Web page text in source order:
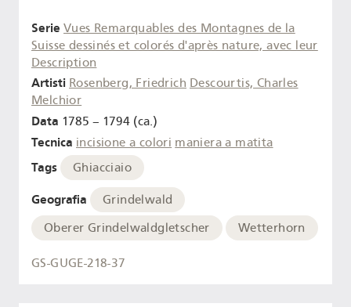
Serie Vues Remarquables des Montagnes de la
Suisse dessinés et colorés d'après nature, avec leur
Description
Artisti Rosenberg, Friedrich Descourtis, Charles
Melchior
Data 1785 – 1794 (ca.)
Tecnica incisione a colori maniera a matita
Tags Ghiacciaio
Geografia
Grindelwald
Oberer Grindelwaldgletscher
Wetterhorn
GS-GUGE-218-37